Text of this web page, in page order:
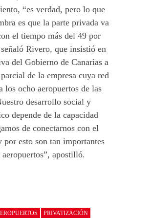
“es verdad, pero lo que
es que la parte privada va
el tiempo más del 49 por
Rivero, que insistió en
del Gobierno de Canarias a
de la empresa cuya red
los ocho aeropuertos de las
desarrollo social y
depende de la capacidad
de conectarnos con el
por esto son tan importantes
aeropuertos”, apostilló.
PRIVATIZACIÓN